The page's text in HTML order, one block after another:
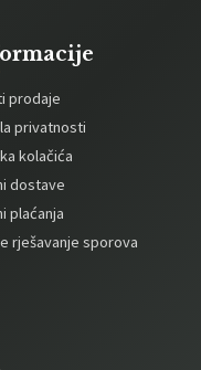
prodaje
privatnosti
kolačića
dostave
plaćanja
rješavanje sporova